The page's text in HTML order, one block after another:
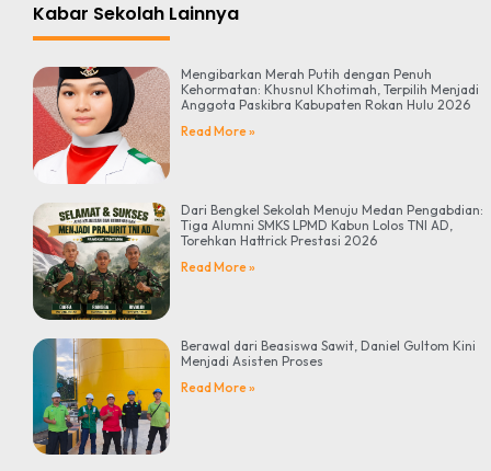
Kabar Sekolah Lainnya
Mengibarkan Merah Putih dengan Penuh
Kehormatan: Khusnul Khotimah, Terpilih Menjadi
Anggota Paskibra Kabupaten Rokan Hulu 2026
Read More »
Dari Bengkel Sekolah Menuju Medan Pengabdian:
Tiga Alumni SMKS LPMD Kabun Lolos TNI AD,
Torehkan Hattrick Prestasi 2026
Read More »
Berawal dari Beasiswa Sawit, Daniel Gultom Kini
Menjadi Asisten Proses
Read More »